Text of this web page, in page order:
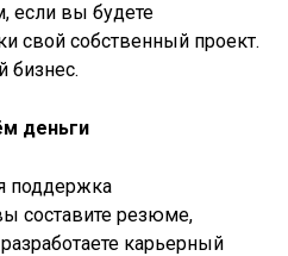
если вы будете
свой собственный проект.
бизнес.
деньги
поддержка
составите резюме,
карьерный